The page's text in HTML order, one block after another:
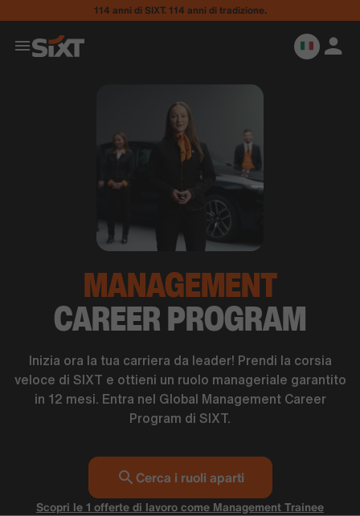
114 anni di SIXT. 114 anni di tradizione.
MANAGEMENT
CAREER PROGRAM
Inizia ora la tua carriera da leader! Prendi la corsia
veloce di SIXT e ottieni un ruolo manageriale garantito
in 12 mesi. Entra nel Global Management Career
Program di SIXT.
Cerca i ruoli aparti
Scopri le 1 offerte di lavoro come Management Trainee